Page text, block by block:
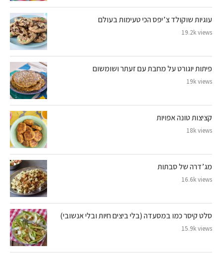
עוגיות שוקולד צ’יפס הכי טעימות בעולם
19.2k views
פיתות יוגורט על מחבת עם זעתר ושומשום
19k views
קציצות טונה אפויות
18k views
מג’דרה של סבתות
16.6k views
סלט קיסר כמו במסעדה (בלי ביצים חיות ובלי אנשובי)
15.9k views